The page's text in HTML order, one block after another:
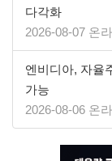
다각화
2026-08-07 온
엔비디아, 자율
가능
2026-08-06 온